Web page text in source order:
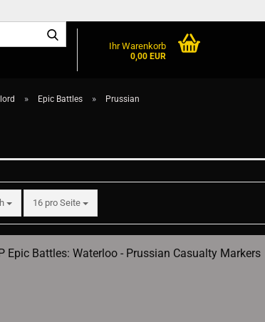
Suche...
Ihr Warenkorb
0,00 EUR
» Epic Battles » Prussian
16 pro Seite
pro Seite
Epic Battles: Waterloo - Prussian Casualty Markers